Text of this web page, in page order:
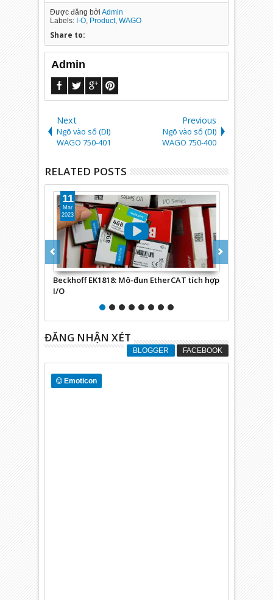
Được đăng bởiAdmin
Labels: I-O, Product,WAGO
Share to:
Admin
Next
Ngõ vào số (DI)
WAGO 750-401
Previous
Ngõ vào số (DI)
WAGO 750-400
RELATED POSTS
Beckhoff EK1818: Mô-đun EtherCAT tích hợp
I/O
11
Mar
2023
ĐĂNG NHẬN XÉT
BLOGGER FACEBOOK
Emoticon